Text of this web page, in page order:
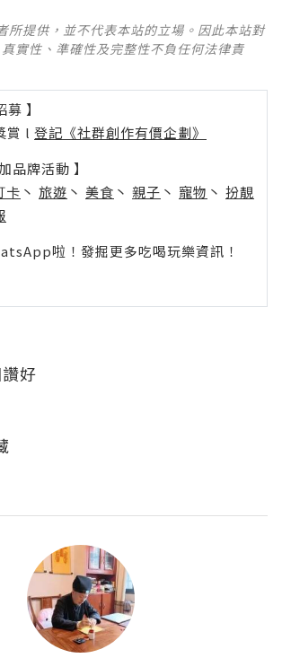
所提供，並不代表本站的立場。因此本站對
實性、準確性及完整性不負任何法律責
】
賞 l 登記《社群創作有價企劃》
品牌活動 】
卡 丶 旅遊 丶 美食 丶 親子 丶 寵物 丶 扮靚
啦！發掘更多吃喝玩樂資訊！
好